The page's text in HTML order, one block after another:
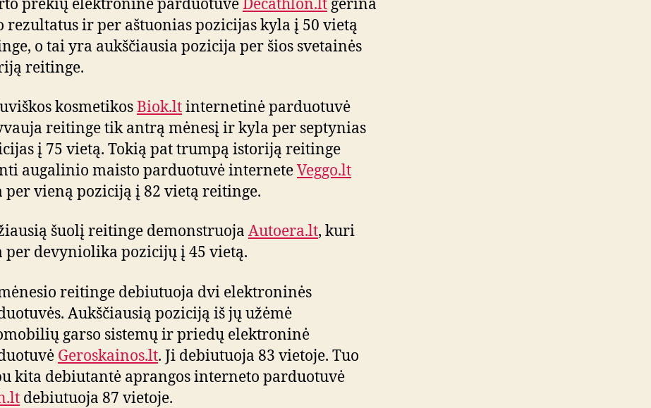
rezultatus ir per aštuonias pozicijas kyla į 50 vietą
o tai yra aukščiausia pozicija per šios svetainės
reitinge.
kosmetikosBiok.ltinternetinė parduotuvė
reitinge tik antrą mėnesį ir kyla per septynias
į 75 vietą. Tokią pat trumpą istoriją reitinge
augalinio maisto parduotuvė interneteVeggo.lt
per vieną poziciją į 82 vietą reitinge.
šuolį reitinge demonstruoja Autoera.lt, kuri
per devyniolika pozicijų į 45 vietą.
reitinge debiutuoja dvi elektroninės
Aukščiausią poziciją iš jų užėmė
garso sistemų ir priedų elektroninė
Geroskainos.lt. Ji debiutuoja 83 vietoje. Tuo
kita debiutantė aprangos interneto parduotuvė
debiutuoja 87 vietoje.